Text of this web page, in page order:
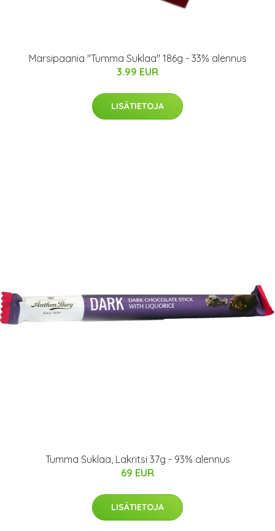
Marsipaania "Tumma Suklaa" 186g - 33% alennus
3.99 EUR
LISÄTIETOJA
Tumma Suklaa, Lakritsi 37g - 93% alennus
69 EUR
LISÄTIETOJA